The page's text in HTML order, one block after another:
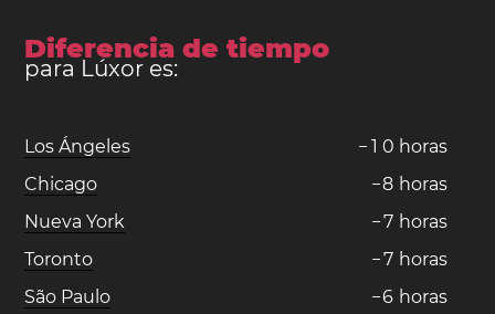
Diferencia de tiempo
para Lúxor es:
Los Ángeles − 1 0 horas
Chicago
−8 horas
Nueva York
−7 horas
Toronto
−7 horas
São Paulo
−6 horas